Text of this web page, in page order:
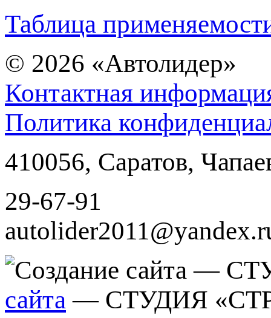
Таблица
© 2026 «Автолидер»
Контактная
Политика
410056, Саратов,
29-67-91
сайта — СТУДИЯ